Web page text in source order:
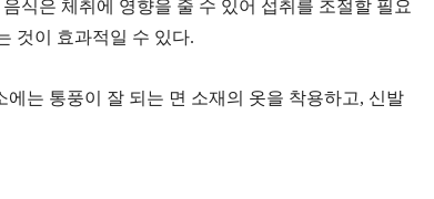
식은 체취에 영향을 줄 수 있어 섭취를 조절할 필요
것이 효과적일 수 있다.
는 통풍이 잘 되는 면 소재의 옷을 착용하고, 신발